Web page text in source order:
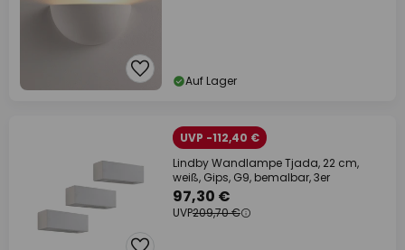
Auf Lager
UVP -112,40 €
Lindby Wandlampe Tjada, 22 cm,
weiß, Gips, G9, bemalbar, 3er
97,30 €
UVP209,70 €